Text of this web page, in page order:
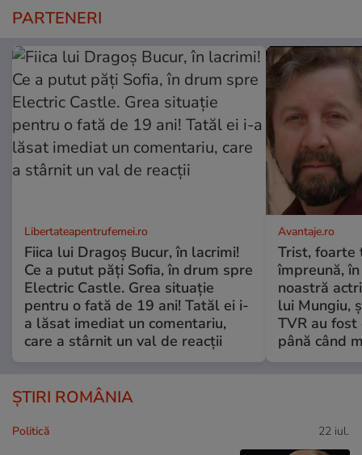
PARTENERI
Libertateapentrufemei.ro
Fiica lui Dragoș Bucur, în lacrimi!
Ce a putut păți Sofia, în drum spre
Electric Castle. Grea situație
pentru o fată de 19 ani! Tatăl ei i-
a lăsat imediat un comentariu,
care a stârnit un val de reacții
Avantaje.ro
Trist, foarte
împreună,
noastră
lui Mungiu,
TVR au
până când
ȘTIRI ROMÂNIA
Politică 22 iul.